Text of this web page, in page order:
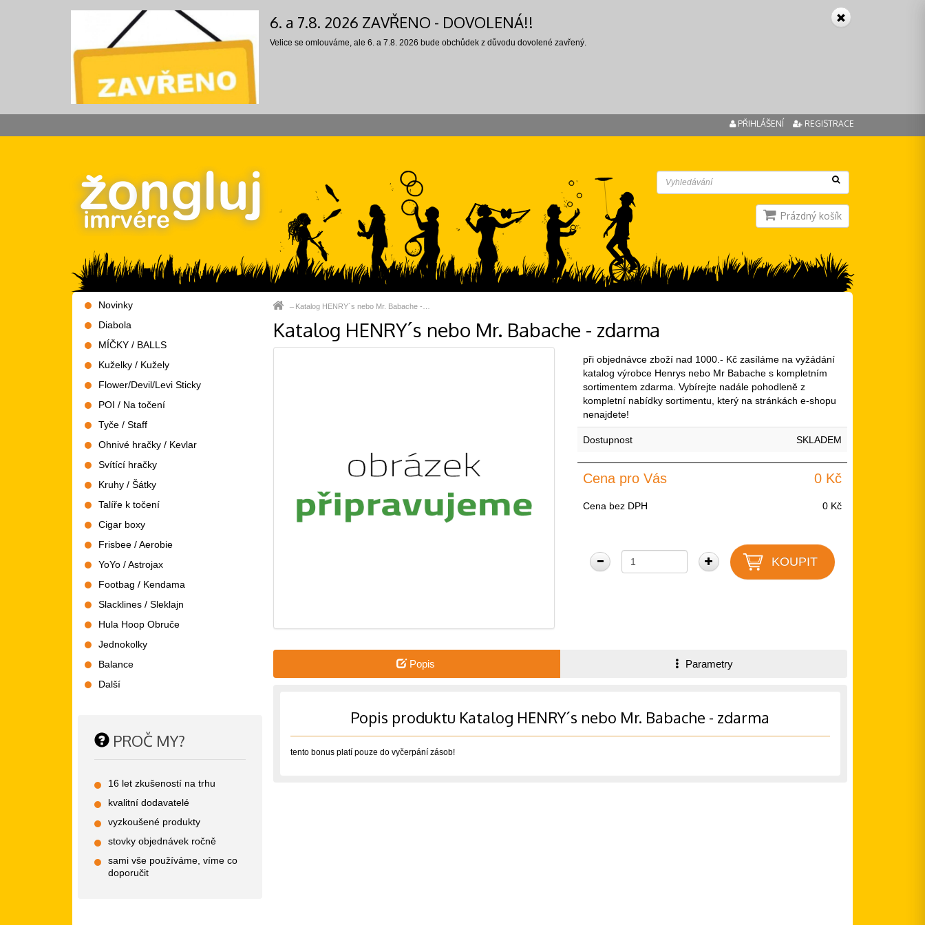
6. a 7.8. 2026 ZAVŘENO - DOVOLENÁ!!
Velice se omlouváme, ale 6. a 7.8. 2026 bude obchůdek z důvodu dovolené zavřený.
PŘIHLÁŠENÍ REGISTRACE
Prázdný košík
Katalog HENRY´s nebo Mr. Babache -…
Katalog HENRY´s nebo Mr. Babache - zdarma
při objednávce zboží nad 1000.- Kč zasíláme na vyžádání
katalog výrobce Henrys nebo Mr Babache s kompletním
sortimentem zdarma. Vybírejte nadále pohodleně z
kompletní nabídky sortimentu, který na stránkách e-shopu
nenajdete!
Dostupnost SKLADEM
Cena pro Vás 0 Kč
Cena bez DPH 0 Kč
Popis Parametry
Popis produktu Katalog HENRY´s nebo Mr. Babache - zdarma
tento bonus platí pouze do vyčerpání zásob!
Novinky
Diabola
MÍČKY / BALLS
Kuželky / Kužely
Flower/Devil/Levi Sticky
POI / Na točení
Tyče / Staff
Ohnivé hračky / Kevlar
Svítící hračky
Kruhy / Šátky
Talíře k točení
Cigar boxy
Frisbee / Aerobie
YoYo / Astrojax
Footbag / Kendama
Slacklines / Sleklajn
Hula Hoop Obruče
Jednokolky
Balance
Další
PROČ MY?
16 let zkušeností na trhu
kvalitní dodavatelé
vyzkoušené produkty
stovky objednávek ročně
sami vše používáme, víme co
doporučit